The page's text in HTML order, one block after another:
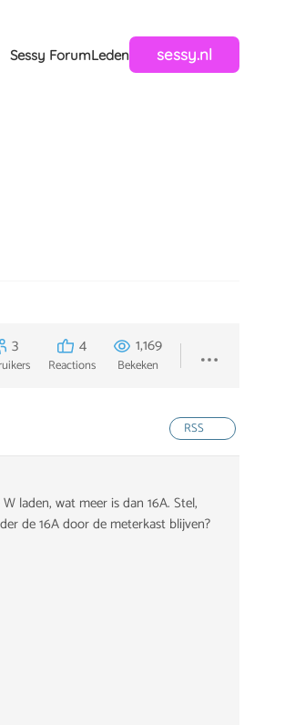
Sessy ForumLeden sessy.nl
3 4
Reactions
1,169
Bekeken
RSS
laden, wat meer is dan 16A. Stel,
de 16A door de meterkast blijven?